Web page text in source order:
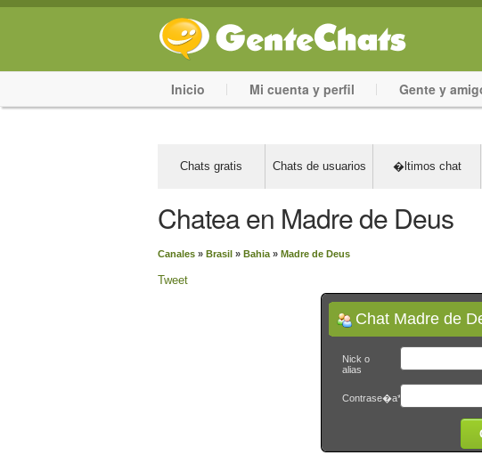
Inicio Mi cuenta y perfil Gente y
Chats gratis Chats de usuarios �ltimos chat
Chatea en Madre de Deus
Canales » Brasil » Bahia » Madre de Deus
Tweet
Chat Madre de
Nick o
alias
Contrase�a*